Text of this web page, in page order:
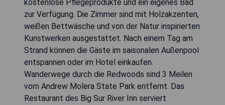
kostenlose Pflegeprodukte und ein eigenes Bad
zur Verfügung. Die Zimmer sind mit Holzakzenten,
weißen Bettwäsche und von der Natur inspirierten
Kunstwerken ausgestattet. Nach einem Tag am
Strand können die Gäste im saisonalen Außenpool
entspannen oder im Hotel einkaufen.
Wanderwege durch die Redwoods sind 3 Meilen
vom Andrew Molera State Park entfernt. Das
Restaurant des Big Sur River Inn serviert